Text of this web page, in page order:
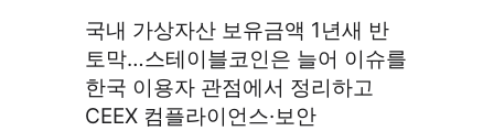
국내 가상자산 보유금액 1년새 반
토막…스테이블코인은 늘어 이슈를
한국 이용자 관점에서 정리하고
CEEX 컴플라이언스·보안